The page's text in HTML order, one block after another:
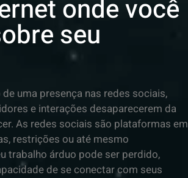
onde você
seu
uma presença nas redes sociais,
e interações desaparecerem da
As redes sociais são plataformas em
restrições ou até mesmo
trabalho árduo pode ser perdido,
de se conectar com seus